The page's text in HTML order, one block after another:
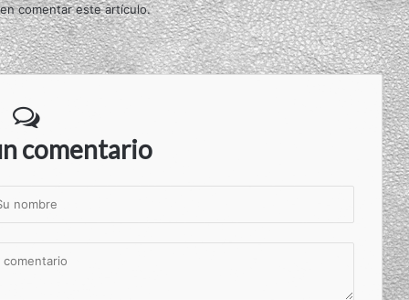
comentar este artículo.
comentario